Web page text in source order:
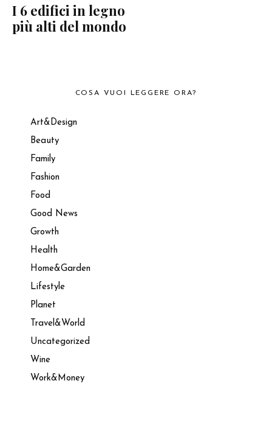
I 6 edifici in legno
più alti del mondo
COSA VUOI LEGGERE ORA?
Art&Design
Beauty
Family
Fashion
Food
Good News
Growth
Health
Home&Garden
Lifestyle
Planet
Travel&World
Uncategorized
Wine
Work&Money